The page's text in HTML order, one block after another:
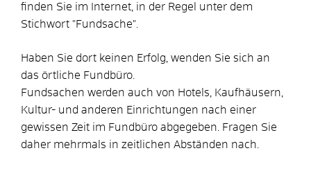
finden Sie im Internet, in der Regel unter dem
Stichwort "Fundsache".
Haben Sie dort keinen Erfolg, wenden Sie sich an
das örtliche Fundbüro.
Fundsachen werden auch von Hotels, Kaufhäusern,
Kultur- und anderen Einrichtungen nach einer
gewissen Zeit im Fundbüro abgegeben. Fragen Sie
daher mehrmals in zeitlichen Abständen nach.